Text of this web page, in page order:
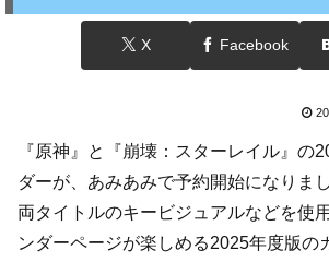
X Facebook
『原神』と『崩壊：スターレイル』の
ダーが、あみあみで予約開始になりまし
両タイトルのキービジュアルなどを使
ンダーページが楽しめる2025年度版の